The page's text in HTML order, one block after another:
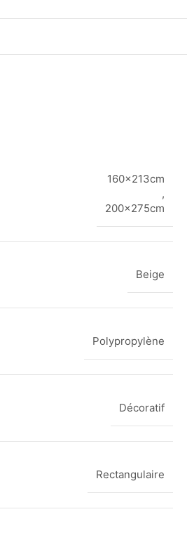
160x213cm
,
200x275cm
Beige
Polypropylène
Décoratif
Rectangulaire